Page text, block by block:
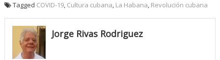
Tagged COVID-19, Cultura cubana, La Habana, Revolución cubana
Jorge Rivas Rodriguez